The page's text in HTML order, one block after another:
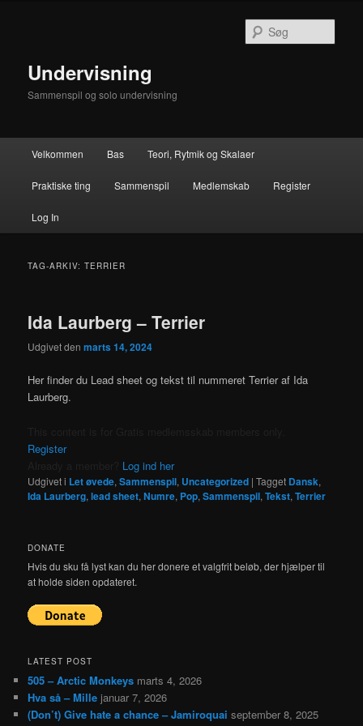
Undervisning
Sammenspil og solo undervisning
Velkommen Bas Teori, Rytmik og Skalaer
Praktiske ting Sammenspil Medlemskab Register
Log In
TAG-ARKIV:TERRIER
Ida Laurberg – Terrier
Udgivet denmarts 14, 2024
Her finder du Lead sheet og tekst til nummeret Terrier af Ida
Laurberg.
Register
Log ind her
Udgivet i Let øvede,Sammenspil, Uncategorized |Tagget Dansk,
Ida Laurberg,lead sheet,Numre, Pop,Sammenspil,Tekst,Terrier
DONATE
Hvis du sku få lyst kan du her donere et valgfrit beløb, der hjælper til
at holde siden opdateret.
LATEST POST
505 – Arctic Monkeys marts 4, 2026
Hva så – Mille januar 7, 2026
(Don’t) Give hate a chance – Jamiroquai september 8, 2025